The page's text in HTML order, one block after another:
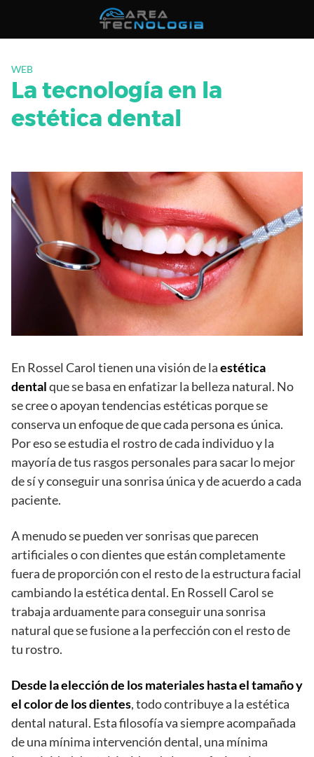
contenido
WEB
La tecnología en la
estética dental
En Rossel Carol tienen una visión de laestética
dentalque se basa en enfatizar la belleza natural. No
se cree o apoyan tendencias estéticas porque se
conserva un enfoque de que cada persona es única.
Por eso se estudia el rostro de cada individuo y la
mayoría de tus rasgos personales para sacar lo mejor
de sí y conseguir una sonrisa única y de acuerdo a cada
paciente.
A menudo se pueden ver sonrisas que parecen
artificiales o con dientes que están completamente
fuera de proporción con el resto de la estructura facial
cambiando la estética dental. En Rossell Carol se
trabaja arduamente para conseguir una sonrisa
natural que se fusione a la perfección con el resto de
tu rostro.
Desde la elección de los materiales hasta el tamaño y
el color de los dientes, todo contribuye a la estética
dental natural. Esta filosofía va siempre acompañada
de una mínima intervención dental, una mínima